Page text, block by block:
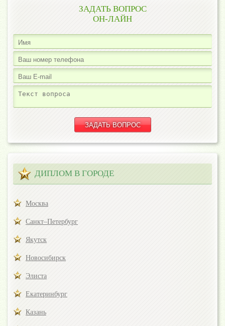
ЗАДАТЬ ВОПРОС
ОН-ЛАЙН
ДИПЛОМ В ГОРОДЕ
Москва
Санкт–Петербург
Якутск
Новосибирск
Элиста
Екатеринбург
Казань